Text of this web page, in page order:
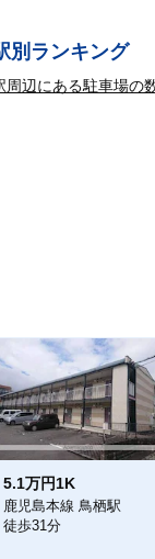
別ランキング
周辺にある駐車場の
5.1万円1K
鹿児島本線 鳥栖駅
徒歩31分